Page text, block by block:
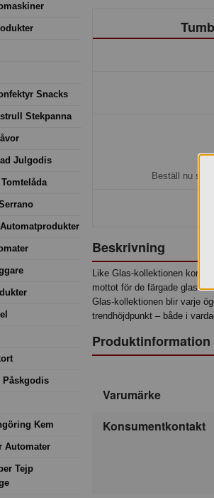
Snacks
Stekpanna
Julgodis
Tomtelåda
Automatprodukter
Påskgodis
Kem
Automater
Tejp
Beställ nu så
Beskrivning
Like Glas-kollektionen
mottot för de färgade
Glas-kollektionen blir varje
trendhöjdpunkt – både i
Produktinformation
Varumärke
Konsumentkontakt